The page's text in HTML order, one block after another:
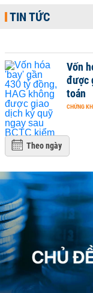
TIN TỨC
Vốn
được
toán
CHỨNG
Theo ngày